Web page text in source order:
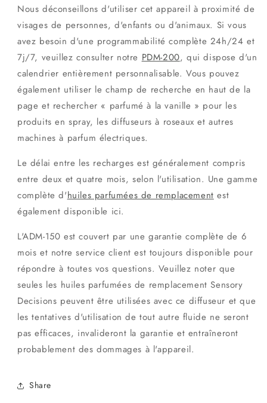
Nous déconseillons d'utiliser cet appareil à proximité de
visages de personnes, d'enfants ou d'animaux. Si vous
avez besoin d'une programmabilité complète 24h/24 et
7j/7, veuillez consulter notre PDM-200, qui dispose d'un
calendrier entièrement personnalisable. Vous pouvez
également utiliser le champ de recherche en haut de la
page et rechercher « parfumé à la vanille » pour les
produits en spray, les diffuseurs à roseaux et autres
machines à parfum électriques.
Le délai entre les recharges est généralement compris
entre deux et quatre mois, selon l'utilisation. Une gamme
complète d'huiles parfumées de remplacement est
également disponible ici.
L'ADM-150 est couvert par une garantie complète de 6
mois et notre service client est toujours disponible pour
répondre à toutes vos questions. Veuillez noter que
seules les huiles parfumées de remplacement Sensory
Decisions peuvent être utilisées avec ce diffuseur et que
les tentatives d'utilisation de tout autre fluide ne seront
pas efficaces, invalideront la garantie et entraîneront
probablement des dommages à l'appareil.
Share